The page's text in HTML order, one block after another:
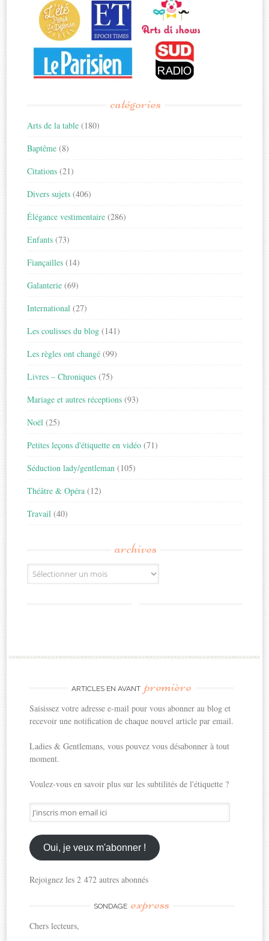
catégories
Arts de la table (180)
Baptême (8)
Citations (21)
Divers sujets (406)
Élégance vestimentaire (286)
Enfants (73)
Fiançailles (14)
Galanterie (69)
International (27)
Les coulisses du blog (141)
Les règles ont changé (99)
Livres – Chroniques (75)
Mariage et autres réceptions (93)
Noël (25)
Petites leçons d'étiquette en vidéo (71)
Séduction lady/gentleman (105)
Théâtre & Opéra (12)
Travail (40)
archives
Archives
ARTICLES EN AVANT première
Saisissez votre adresse e-mail pour vous abonner au blog et
recevoir une notification de chaque nouvel article par email.
Ladies & Gentlemans, vous pouvez vous désabonner à tout
moment.
Voulez-vous en savoir plus sur les subtilités de l'étiquette ?
J'inscris
mon
email
ici
Oui, je veux m'abonner !
Rejoignez les 2 472 autres abonnés
SONDAGE express
Chers lecteurs,